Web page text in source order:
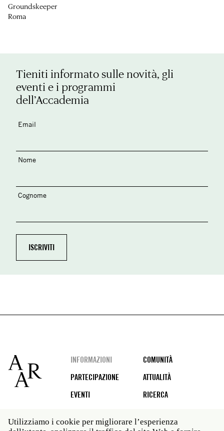
Groundskeeper
Roma
Tieniti informato sulle novità, gli
eventi e i programmi
dell’Accademia
Email
Nome
Cognome
Footer
INFORMAZIONI
COMUNITÀ
PARTECIPAZIONE
ATTUALITÀ
EVENTI
RICERCA
Utilizziamo i cookie per migliorare l’esperienza